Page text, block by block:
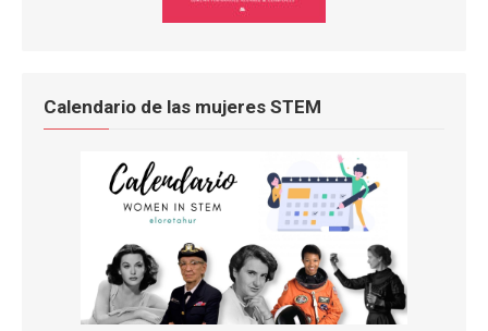
Calendario de las mujeres STEM